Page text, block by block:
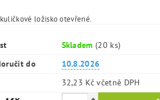
ložisko otevřené.
Skladem(20 ks)
do
10.8.2026
32,23 Kč včetně DPH